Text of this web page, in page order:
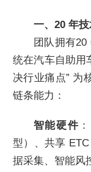
一、20 年
团队拥有
统在汽车自助用
决行业痛点” 为
链条能力：
智能硬件
型）、共享
据采集、智能风